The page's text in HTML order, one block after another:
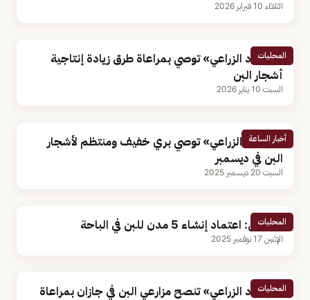
الثلاثاء 10 فبراير 2026
المحليات
«الإرشاد الزراعي» توصي بمراعاة طرق زيادة إنتاجية
أشجار البن
السبت 10 يناير 2026
أخبار الساعة
«الإرشاد الزراعي» توصي بري خفيف ومنتظم لأشجار
البن في ديسمبر
السبت 20 ديسمبر 2025
المحليات
مسؤول: اعتماد إنشاء 5 مدن للبن في الباحة
الإثنين 17 نوفمبر 2025
المحليات
«الإرشاد الزراعي» تنصح مزارعي البن في جازان بمراعاة